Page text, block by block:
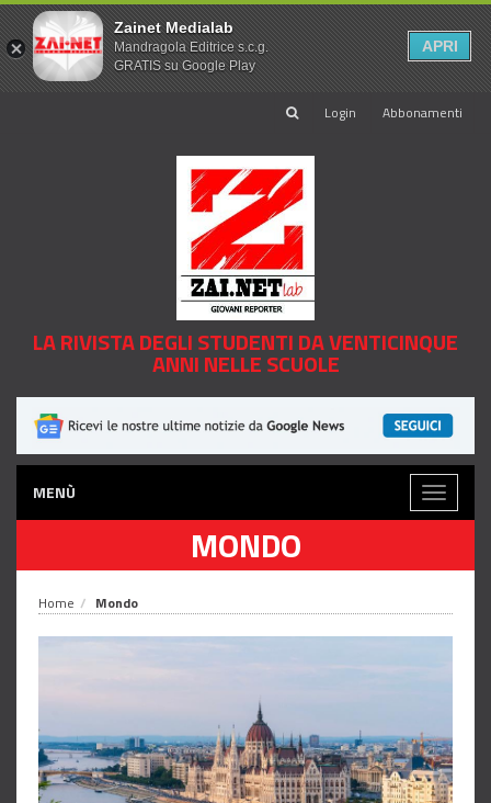
Login Abbonamenti
LA RIVISTA DEGLI STUDENTI DA VENTICINQUE
ANNI NELLE SCUOLE
MENÙ
Toggle
MONDO
Home Mondo
Zainet Medialab
Mandragola Editrice s.c.g.
GRATIS su Google Play
APRI